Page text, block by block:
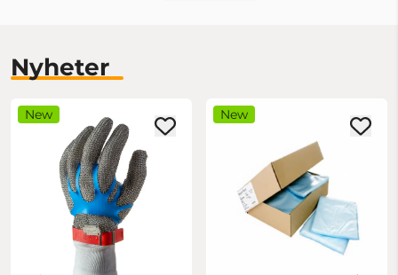
Nyheter
New New